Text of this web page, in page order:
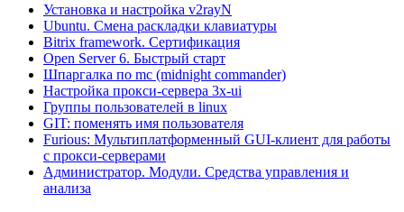
Установка и настройка v2rayN
Ubuntu. Смена раскладки клавиатуры
Bitrix framework. Сертификация
Open Server 6. Быстрый старт
Шпаргалка по mc (midnight commander)
Настройка прокси-сервера 3x-ui
Группы пользователей в linux
GIT: поменять имя пользователя
Furious: Мультиплатформенный GUI-клиент для работы
с прокси-серверами
Администратор. Модули. Средства управления и
анализа